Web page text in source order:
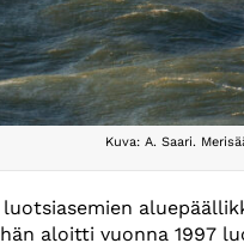
Kuva: A. Saari.
aloitti vuonna 1997